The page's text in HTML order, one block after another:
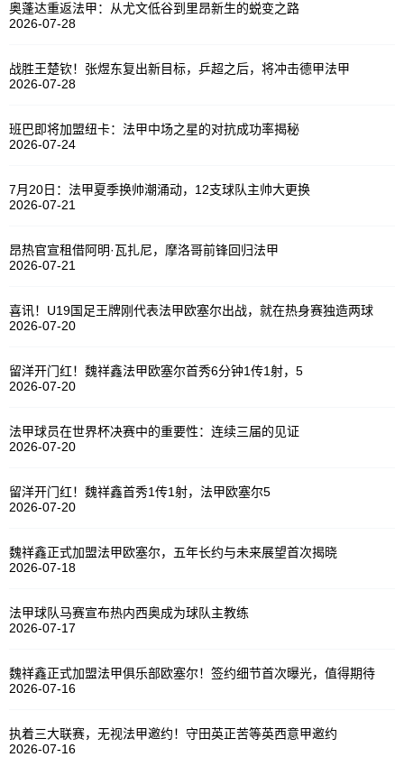
奥蓬达重返法甲：从尤文低谷到里昂新生的蜕变之路
2026-07-28
战胜王楚钦！张煜东复出新目标，乒超之后，将冲击德甲法甲
2026-07-28
班巴即将加盟纽卡：法甲中场之星的对抗成功率揭秘
2026-07-24
7月20日：法甲夏季换帅潮涌动，12支球队主帅大更换
2026-07-21
昂热官宣租借阿明·瓦扎尼，摩洛哥前锋回归法甲
2026-07-21
喜讯！U19国足王牌刚代表法甲欧塞尔出战，就在热身赛独造两球
2026-07-20
留洋开门红！魏祥鑫法甲欧塞尔首秀6分钟1传1射，5
2026-07-20
法甲球员在世界杯决赛中的重要性：连续三届的见证
2026-07-20
留洋开门红！魏祥鑫首秀1传1射，法甲欧塞尔5
2026-07-20
魏祥鑫正式加盟法甲欧塞尔，五年长约与未来展望首次揭晓
2026-07-18
法甲球队马赛宣布热内西奥成为球队主教练
2026-07-17
魏祥鑫正式加盟法甲俱乐部欧塞尔！签约细节首次曝光，值得期待
2026-07-16
执着三大联赛，无视法甲邀约！守田英正苦等英西意甲邀约
2026-07-16